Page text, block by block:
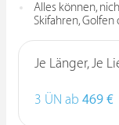
Alles können,
Skifahren,
Je Länger, Je
3 ÜN ab 469 €